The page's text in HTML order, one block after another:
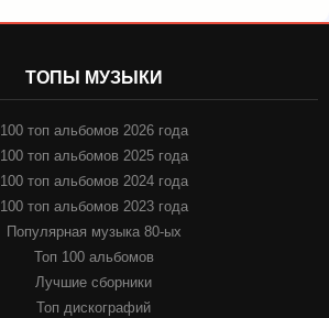
ТОПЫ МУЗЫКИ
100 топ альбомов 2026 года
100 топ альбомов 2025 года
100 топ альбомов 2024 года
100 топ альбомов 2023 года
Популярная музыка 80-ых
Топ 100 альбомов
Лучшие сборники
Топ дискографий